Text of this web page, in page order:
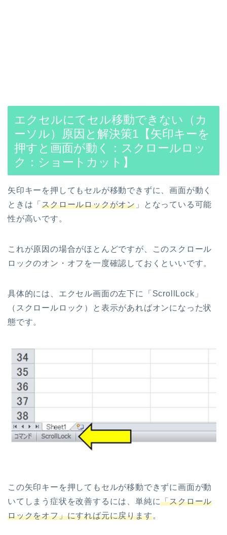
エクセルにてセル移動できない（カ
ーソル）原因と解決策1【矢印キーを
押すと画面が動く：スクロールロッ
ク：ショートカット】
矢印キーを押してもセルが移動できずに、画面が動く
ときは「スクロールロックがオン 」となっている可能
性が高いです。
これが原因の場合がほとんどですが、このスクロール
ロックのオン・オフを一度確認しておくといいです。
具体的には、エクセル画面の左下に「ScrollLock」
（スクロールロック）と表示があればオンになった状
態です。
この矢印キーを押してもセルが移動できずに画面が動
いてしまう症状を改善するには、単純に「スクロール
ロックをオフ」にすれば元に戻ります。